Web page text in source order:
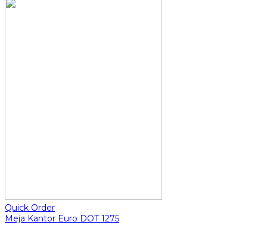
Quick Order
Meja Kantor Euro DOT 1275